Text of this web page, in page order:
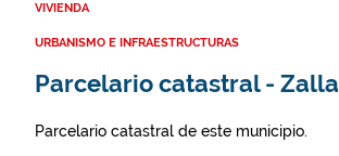
VIVIENDA
URBANISMO E INFRAESTRUCTURAS
Parcelario catastral - Zalla
Parcelario catastral de este municipio.